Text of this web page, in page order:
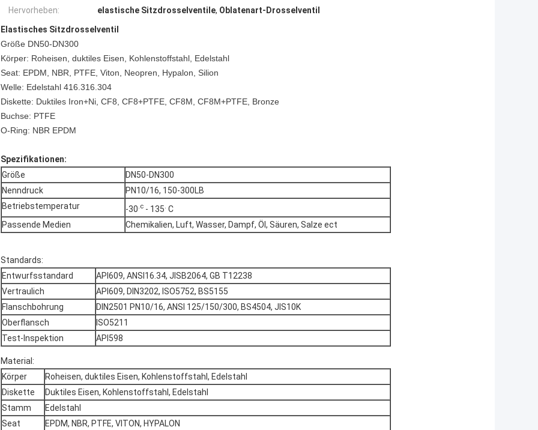
Hervorheben: elastische Sitzdrosselventile, Oblatenart-Drosselventil
Elastisches Sitzdrosselventil
Größe DN50-DN300
Körper: Roheisen, duktiles Eisen, Kohlenstoffstahl, Edelstahl
Seat: EPDM, NBR, PTFE, Viton, Neopren, Hypalon, Silion
Welle: Edelstahl 416.316.304
Diskette: Duktiles Iron+Ni, CF8, CF8+PTFE, CF8M, CF8M+PTFE, Bronze
Buchse: PTFE
O-Ring: NBR EPDM
Spezifikationen:
Größe
DN50-DN300
Nenndruck
PN10/16, 150-300LB
Betriebstemperatur
-30.c - 135. C
Passende Medien
Chemikalien, Luft, Wasser, Dampf, Öl, Säuren, Salze ect
Standards:
Entwurfsstandard
API609, ANSI16.34, JISB2064, GB T12238
Vertraulich
API609, DIN3202, ISO5752, BS5155
Flanschbohrung
DIN2501 PN10/16, ANSI 125/150/300, BS4504, JIS10K
Oberflansch
ISO5211
Test-Inspektion
API598
Material:
Körper
Roheisen, duktiles Eisen, Kohlenstoffstahl, Edelstahl
Diskette
Duktiles Eisen, Kohlenstoffstahl, Edelstahl
Stamm
Edelstahl
Seat
EPDM, NBR, PTFE, VITON, HYPALON